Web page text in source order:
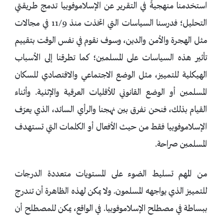
استخدمنا منهجيةً في التقرير عن الإسلاموفوبيا تدمج طريقتي
التحليل؛ فدرسنا السياسات التي اتخذت منذ 11/9 في مجالات
مثل الهجرة والأمن والدين، وسوف نقوم في نفس الوقت بتقييم
تأثير هذه السياسات على المسلمين؛ كما تطرقنا إلى الأسباب
الهيكلية للتمييز، مثل الوضع الاجتماعي والاقتصادي للسكان
المسلمين أو الوضع القانوني للأقليات العرقية والإثنية. وأثناء
القيام بذلك، فنحن نفرق بين نهجنا والرأي السائد، الذي يعرّف
الإسلاموفوبيا فقط من حيث الأفعال أو الكلمات التي تستهدف
المسلمين صراحة.
من المهم تسليط الضوء على المستويات متعددة الدرجات
للتمييز الذي يواجهه المسلمون. ولا يمكن لهذه الظاهرة أن تندرج
ببساطة في مصطلح الإسلاموفوبيا. في الواقع، يمكن للمصطلح أن